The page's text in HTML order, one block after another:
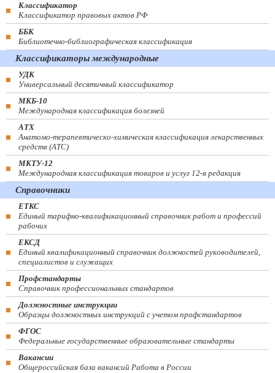
Классификатор
Классификатор правовых актов РФ
ББК
Библиотечно-библиографическая классификация
Классификаторы международные
УДК
Универсальный десятичный классификатор
МКБ-10
Международная классификация болезней
АТХ
Анатомо-терапевтическо-химическая классификация лекарственных
средств (ATC)
МКТУ-12
Международная классификация товаров и услуг 12-я редакция
Справочники
ЕТКС
Единый тарифно-квалификационный справочник работ и профессий
рабочих
ЕКСД
Единый квалификационный справочник должностей руководителей,
специалистов и служащих
Профстандарты
Справочник профессиональных стандартов
Должностные инструкции
Образцы должностных инструкций с учетом профстандартов
ФГОС
Федеральные государственные образовательные стандарты
Вакансии
Общероссийская база вакансий Работа в России